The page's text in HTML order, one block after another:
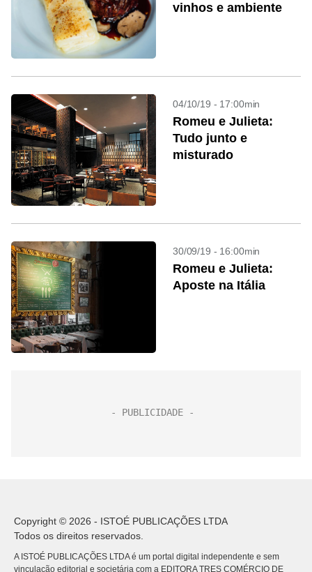
vinhos e ambiente
04/10/19 - 17:00min
Romeu e Julieta:
Tudo junto e
misturado
30/09/19 - 16:00min
Romeu e Julieta:
Aposte na Itália
Copyright © 2026 - ISTOÉ PUBLICAÇÕES LTDA
Todos os direitos reservados.
A ISTOÉ PUBLICAÇÕES LTDA é um portal digital independente e sem
vinculação editorial e societária com a EDITORA TRES COMÉRCIO DE